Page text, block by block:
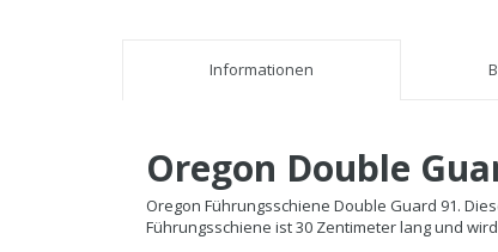
Informationen
Oregon Double
Oregon Führungsschiene Double Guard 91.
Führungsschiene ist 30 Zentimeter lang und